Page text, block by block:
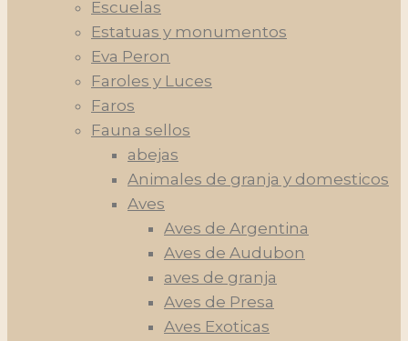
Escuelas
Estatuas y monumentos
Eva Peron
Faroles y Luces
Faros
Fauna sellos
abejas
Animales de granja y domesticos
Aves
Aves de Argentina
Aves de Audubon
aves de granja
Aves de Presa
Aves Exoticas